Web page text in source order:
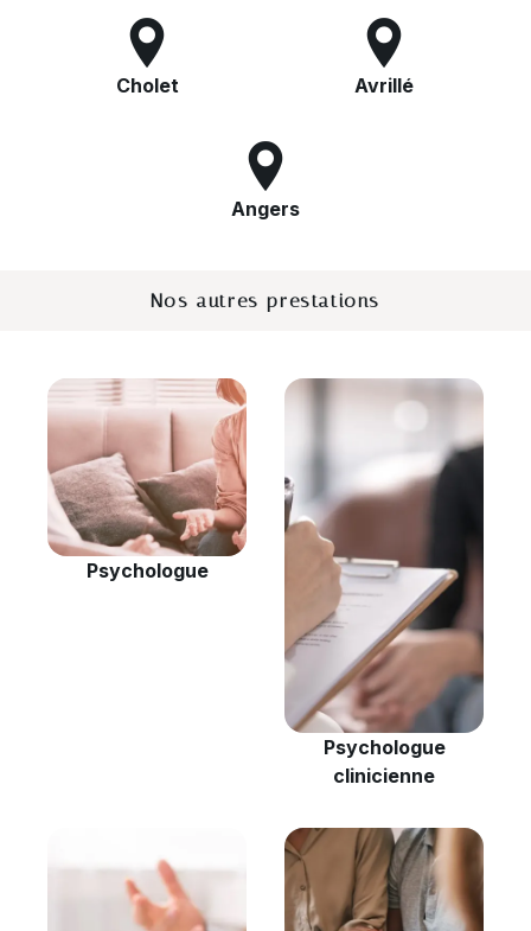
Cholet Avrillé
Angers
Nos autres prestations
Psychologue
Psychologue
clinicienne